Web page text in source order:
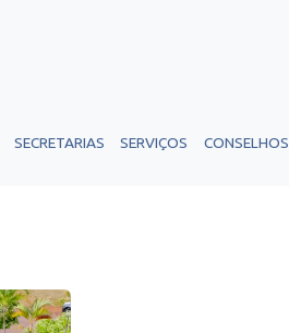
SECRETARIAS SERVIÇOS CONSELHOS